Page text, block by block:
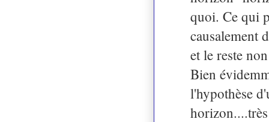
quoi. Ce qui
causalement
et le reste
Bien
l'hypothèse